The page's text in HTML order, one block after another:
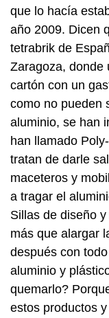
que lo hacía
año 2009. Dicen
tetrabrik de
Zaragoza, donde
cartón con un
como no pueden
aluminio, se han
han llamado
tratan de darle
maceteros y
a tragar el
Sillas de diseño
más que alargar
después con
aluminio y
quemarlo?
estos productos